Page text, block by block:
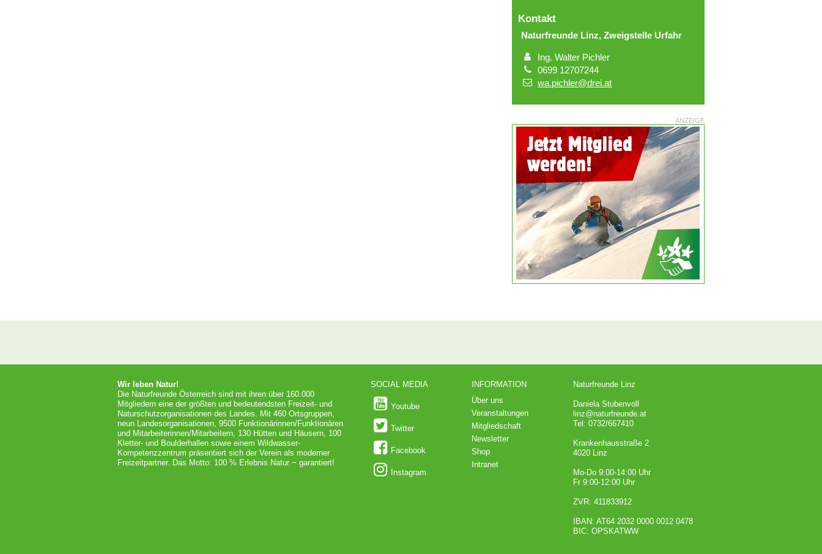
Kontakt
Naturfreunde Linz, Zweigstelle Urfahr
Ing. Walter Pichler
0699 12707244
wa.pichler@drei.at
ANZEIGE
Wir leben Natur!
Die Naturfreunde Österreich sind mit ihren über 160.000
Mitgliedern eine der größten und bedeutendsten Freizeit- und
Naturschutzorganisationen des Landes. Mit 460 Ortsgruppen,
neun Landesorganisationen, 9500 Funktionärinnen/Funktionären
und Mitarbeiterinnen/Mitarbeitern, 130 Hütten und Häusern, 100
Kletter- und Boulderhallen sowie einem Wildwasser-
Kompetenzzentrum präsentiert sich der Verein als moderner
Freizeitpartner. Das Motto: 100 % Erlebnis Natur − garantiert!
SOCIAL MEDIA
Youtube
Twitter
Facebook
Instagram
INFORMATION
Über uns
Veranstaltungen
Mitgliedschaft
Newsletter
Shop
Intranet
Naturfreunde Linz
Daniela Stubenvoll
linz@naturfreunde.at
Tel: 0732/667410
Krankenhausstraße 2
4020 Linz
Mo-Do 9:00-14:00 Uhr
Fr 9:00-12:00 Uhr
ZVR: 411833912
IBAN: AT64 2032 0000 0012 0478
BIC: OPSKATWW